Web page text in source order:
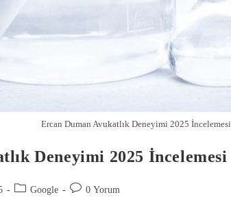
Ercan Duman Avukatlık Deneyimi 2025 İncelemesi
Deneyimi 2025 İncelemesi
Google 0 Yorum